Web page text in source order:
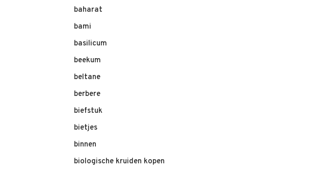
baharat
bami
basilicum
beekum
beltane
berbere
biefstuk
bietjes
binnen
biologische kruiden kopen